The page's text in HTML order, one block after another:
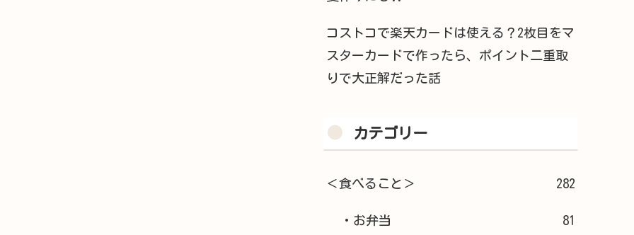
コストコで楽天カードは使える？2枚目をマ
スターカードで作ったら、ポイント二重取
りで大正解だった話
カテゴリー
＜食べること＞ 282
・お弁当 81